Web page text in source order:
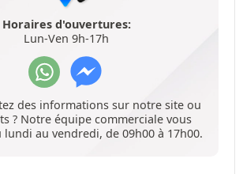
Horaires d'ouvertures:
Lun-Ven 9h-17h
des informations sur notre site ou
? Notre équipe commerciale vous
au vendredi, de 09h00 à 17h00.